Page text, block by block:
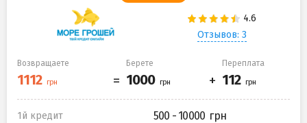
Отзывов: 3
Возвращаете Берете Переплата
1й кредит 500 - 10000